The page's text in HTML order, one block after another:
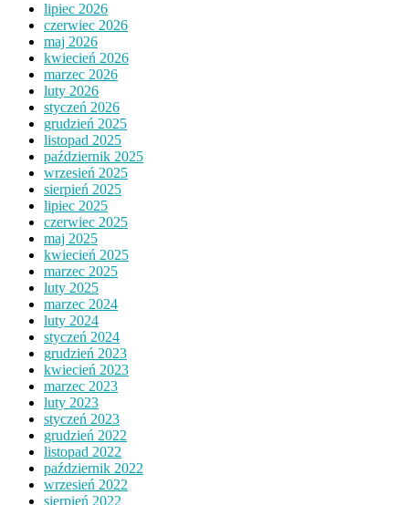
lipiec 2026
czerwiec 2026
maj 2026
kwiecień 2026
marzec 2026
luty 2026
styczeń 2026
grudzień 2025
listopad 2025
październik 2025
wrzesień 2025
sierpień 2025
lipiec 2025
czerwiec 2025
maj 2025
kwiecień 2025
marzec 2025
luty 2025
marzec 2024
luty 2024
styczeń 2024
grudzień 2023
kwiecień 2023
marzec 2023
luty 2023
styczeń 2023
grudzień 2022
listopad 2022
październik 2022
wrzesień 2022
sierpień 2022